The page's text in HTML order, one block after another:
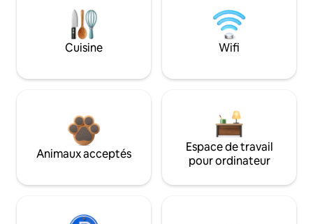
Cuisine Wifi
Animaux acceptés
Espace de travail
pour ordinateur